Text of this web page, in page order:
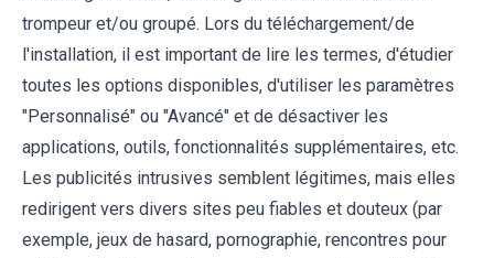
trompeur et/ou groupé. Lors du téléchargement/de
l'installation, il est important de lire les termes, d'étudier
toutes les options disponibles, d'utiliser les paramètres
"Personnalisé" ou "Avancé" et de désactiver les
applications, outils, fonctionnalités supplémentaires, etc.
Les publicités intrusives semblent légitimes, mais elles
redirigent vers divers sites peu fiables et douteux (par
exemple, jeux de hasard, pornographie, rencontres pour